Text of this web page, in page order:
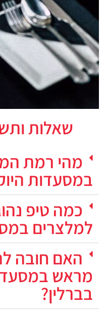
שאלות
מהי רמת
במסעדות
כמה טיפ
למלצרים
האם חובה
מראש
בברלין?